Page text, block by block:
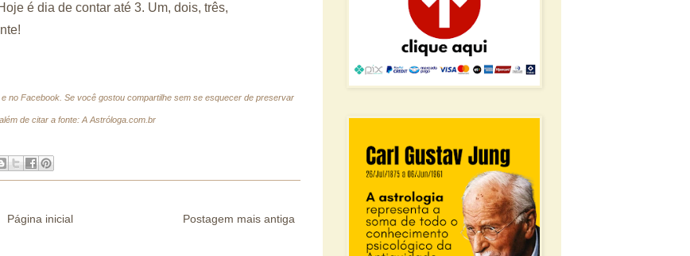
é dia de contar até 3. Um, dois, três,
no Facebook. Se você gostou compartilhe sem se esquecer de preservar
de citar a fonte: A Astróloga.com.br
Postagem mais antiga
Página inicial